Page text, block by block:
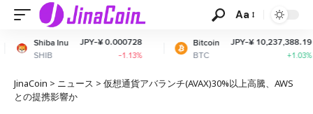
Aa
JPY-¥ 0.000728
-1.13%
Bitcoin
BTC
JPY-¥ 10,237,388.19
ETH
JinaCoin > ニュース > 仮想通貨アバランチ(AVAX)30%以上高騰、AWS
との提携影響か